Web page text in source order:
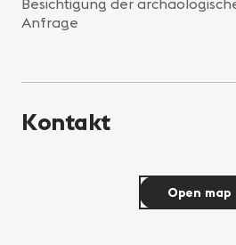
Besichtigung der
Anfrage
Kontakt
Open map